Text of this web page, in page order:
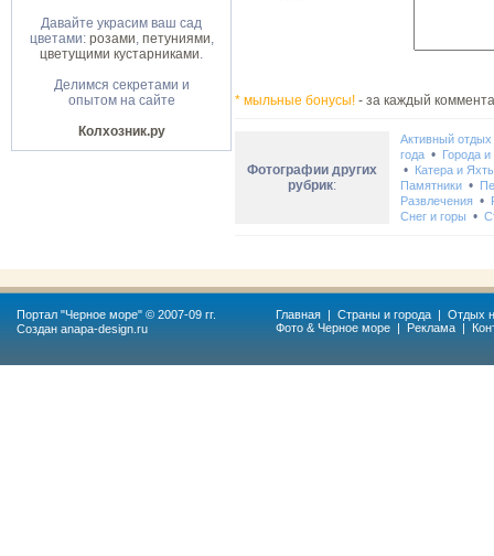
Давайте украсим ваш сад
цветами: розами, петуниями,
цветущими кустарниками.
Делимся секретами и
опытом на сайте
Колхозник.ру
* мыльные бонусы! - за каждый
Фотографии других
рубрик:
Активный отдых
года • Города
• Катера и
Памятники •
Развлечения •
Снег и горы •
Портал "Черное море" © 2007-09 гг.
Создан anapa-design.ru
Главная | Страны и города | Отдых
Фото & Черное море | Реклама |